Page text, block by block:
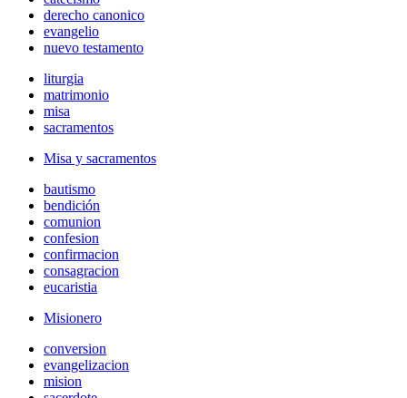
derecho canonico
evangelio
nuevo testamento
liturgia
matrimonio
misa
sacramentos
Misa y sacramentos
bautismo
bendición
comunion
confesion
confirmacion
consagracion
eucaristia
Misionero
conversion
evangelizacion
mision